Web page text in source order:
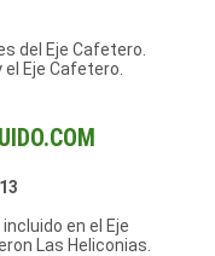
del Eje Cafetero.
Eje Cafetero.
en el Eje
Las Heliconias.